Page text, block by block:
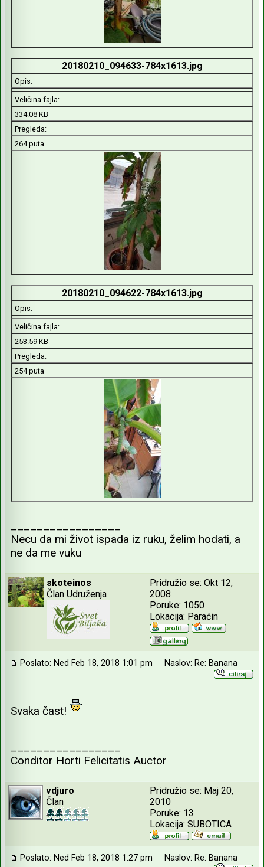
20180210_094633-784x1613.jpg
Opis:
Veličina fajla:
334.08 KB
Pregleda:
264 puta
20180210_094622-784x1613.jpg
Opis:
Veličina fajla:
253.59 KB
Pregleda:
254 puta
_________________
Necu da mi život ispada iz ruku, želim hodati, a
ne da me vuku
skoteinos
Član Udruženja
Pridružio se: Okt 12,
2008
Poruke: 1050
Lokacija: Paraćin
Poslato: Ned Feb 18, 2018 1:01 pm Naslov: Re: Banana
Svaka čast!
_________________
Conditor Horti Felicitatis Auctor
vdjuro
Član
Pridružio se: Maj 20,
2010
Poruke: 13
Lokacija: SUBOTICA
Poslato: Ned Feb 18, 2018 1:27 pm Naslov: Re: Banana